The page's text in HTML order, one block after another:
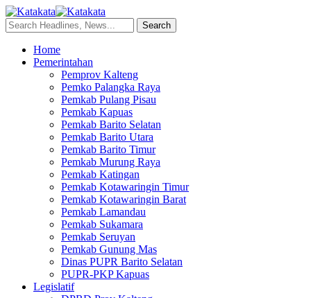
Home
Pemerintahan
Pemprov Kalteng
Pemko Palangka Raya
Pemkab Pulang Pisau
Pemkab Kapuas
Pemkab Barito Selatan
Pemkab Barito Utara
Pemkab Barito Timur
Pemkab Murung Raya
Pemkab Katingan
Pemkab Kotawaringin Timur
Pemkab Kotawaringin Barat
Pemkab Lamandau
Pemkab Sukamara
Pemkab Seruyan
Pemkab Gunung Mas
Dinas PUPR Barito Selatan
PUPR-PKP Kapuas
Legislatif